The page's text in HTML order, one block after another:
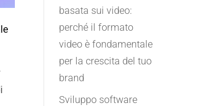
basata sui video:
perché il formato
video è fondamentale
per la crescita del tuo
brand
Sviluppo software